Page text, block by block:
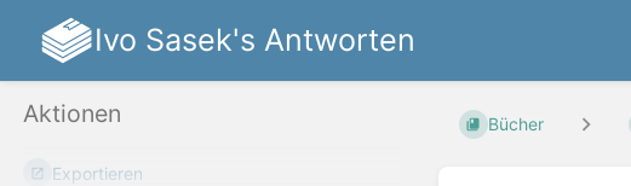
Ivo Sasek's Antworten
Aktionen
Exportieren
Bücher